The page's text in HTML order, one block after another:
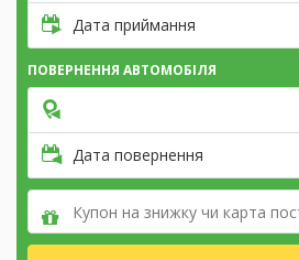
Дата приймання
ПОВЕРНЕННЯ АВТОМОБІЛЯ
Дата повернення